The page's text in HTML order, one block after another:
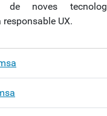
de noves
UX.